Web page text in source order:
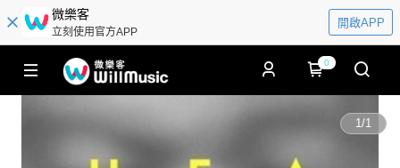
微樂客
立刻使用官方APP
開啟APP
0
1/1